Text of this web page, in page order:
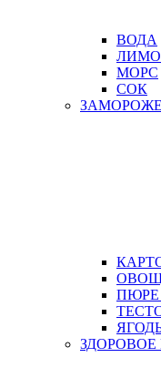
ВОДА
МОРС
СОК
ПЮРЕ